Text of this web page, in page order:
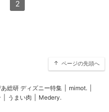
2
ページの先頭へ
総研 ディズニー特集 mimot.
うまい肉 Medery.